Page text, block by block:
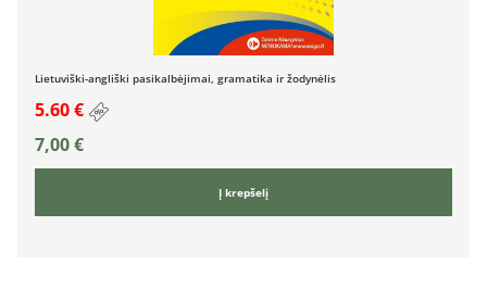
Lietuviški-angliški pasikalbėjimai, gramatika ir žodynėlis
5.60 €
7,00€
Į krepšelį